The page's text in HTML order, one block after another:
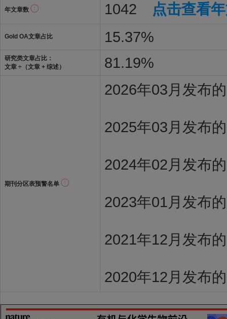
年文章数 1042 点击查看
Gold OA文章占比 15.37%
研究类文章占比：
文章 ÷（文章 + 综述）
81.19%
期刊分区表预警名单
2026年03月发布
2025年03月发布
2024年02月发布
2023年01月发布
2021年12月发布
2020年12月发布